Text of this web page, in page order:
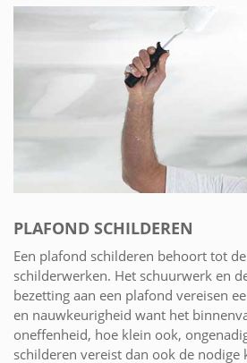
PLAFOND SCHILDEREN
Een plafond schilderen behoort tot
schilderwerken. Het schuurwerk en
bezetting aan een plafond vereisen
en nauwkeurigheid want het
oneffenheid, hoe klein ook,
schilderen vereist dan ook de nodige